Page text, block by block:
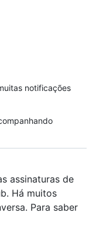
notificações
assinaturas de
Há muitos
Para saber